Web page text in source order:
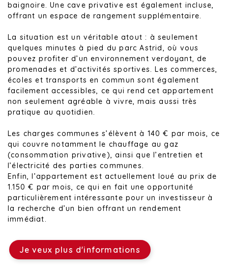
baignoire. Une cave privative est également incluse,
offrant un espace de rangement supplémentaire.
La situation est un véritable atout : à seulement
quelques minutes à pied du parc Astrid, où vous
pouvez profiter d’un environnement verdoyant, de
promenades et d’activités sportives. Les commerces,
écoles et transports en commun sont également
facilement accessibles, ce qui rend cet appartement
non seulement agréable à vivre, mais aussi très
pratique au quotidien.
Les charges communes s’élèvent à 140 € par mois, ce
qui couvre notamment le chauffage au gaz
(consommation privative), ainsi que l’entretien et
l’électricité des parties communes.
Enfin, l’appartement est actuellement loué au prix de
1.150 € par mois, ce qui en fait une opportunité
particulièrement intéressante pour un investisseur à
la recherche d’un bien offrant un rendement
immédiat.
Je veux plus d'informations